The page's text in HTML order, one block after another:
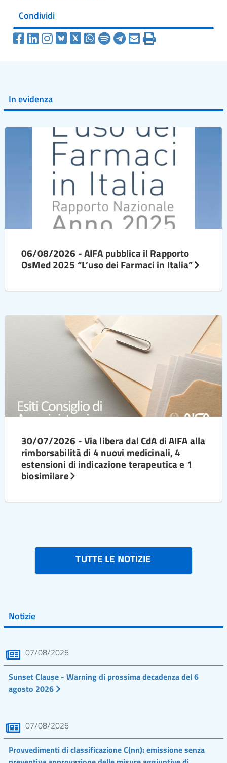
Condividi
In evidenza
06/08/2026 - AIFA pubblica il Rapporto
OsMed 2025 “L’uso dei Farmaci in Italia”
30/07/2026 - Via libera dal CdA di AIFA alla
rimborsabilità di 4 nuovi medicinali, 4
estensioni di indicazione terapeutica e 1
biosimilare
TUTTE LE NOTIZIE
Notizie
07/08/2026
Sunset Clause - Warning di prossima decadenza del 6
agosto 2026
07/08/2026
Provvedimenti di classificazione C(nn): emissione senza